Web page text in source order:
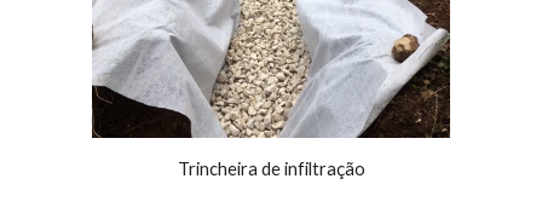
Trincheira de infiltração